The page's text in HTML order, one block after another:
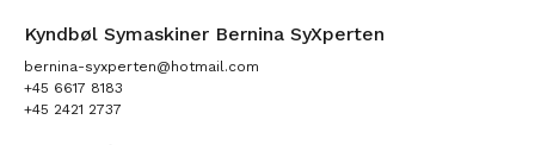
Kyndbøl Symaskiner Bernina SyXperten
bernina-syxperten@hotmail.com
+45 6617 8183
+45 2421 2737